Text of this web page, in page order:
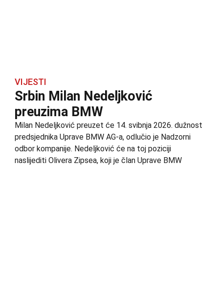
VIJESTI
Srbin Milan Nedeljković
preuzima BMW
Milan Nedeljković preuzet će 14. svibnja 2026. dužnost
predsjednika Uprave BMW AG-a, odlučio je Nadzorni
odbor kompanije. Nedeljković će na toj poziciji
naslijediti Olivera Zipsea, koji je član Uprave BMW